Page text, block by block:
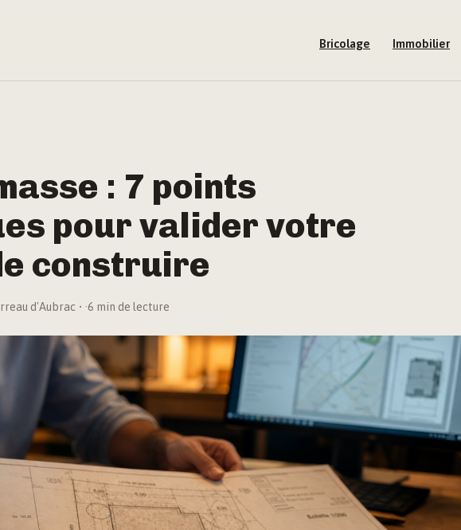
Bricolage Immobilier
: 7 points
pour valider votre
construire
d'Aubrac ·6 min de lecture